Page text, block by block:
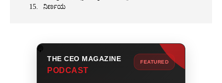
ನಿರ್ಣಯ
THE CEO MAGAZINE
PODCAST
FEATURED